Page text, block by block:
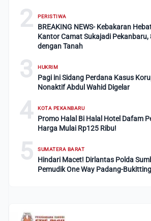
2 PERISTIWA
BREAKING NEWS- Kebakaran
Kantor Camat Sukajadi Pekanbaru,
dengan Tanah
3 HUKRIM
Pagi ini Sidang Perdana Kasus
Nonaktif Abdul Wahid Digelar
4 KOTA PEKANBARU
Promo Halal Bi Halal Hotel Dafam
Harga Mulai Rp125 Ribu!
5 SUMATERA BARAT
Hindari Macet! Dirlantas Polda
Pemudik One Way Padang-